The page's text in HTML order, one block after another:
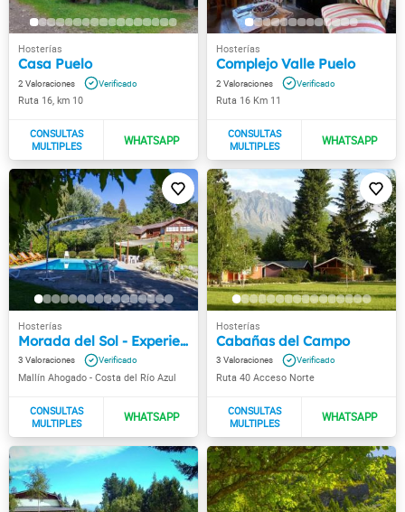
Casa Puelo
2
Ruta 16, km 10
Complejo Valle Puelo
2
Ruta 16 Km 11
Morada del Sol - Experiencia de Montaña
3
Mallín Ahogado - Costa del Río Azul
Cabañas del Campo
3
Ruta 40 Acceso Norte